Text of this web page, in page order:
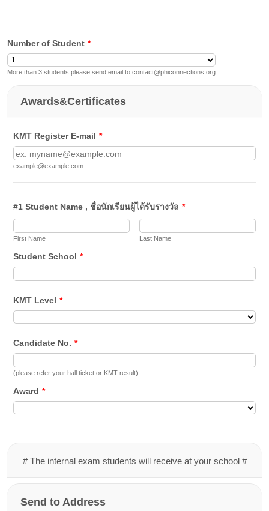
Number of Student *
More than 3 students please send email to contact@phiconnections.org
Awards&Certificates
KMT Register E-mail *
example@example.com
#1 Student Name , ชื่อนักเรียนผู้ได้รับรางวัล *
First Name Last Name
Student School *
KMT Level *
Candidate No. *
(please refer your hall ticket or KMT result)
Award *
# The internal exam students will receive at your school #
Send to Address